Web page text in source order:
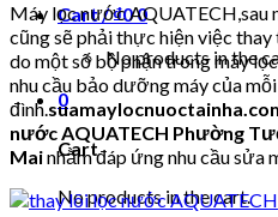
Cart /₫00
No products in the
0
Cart
No products in the cart.
Máy lọc nước AQUATECH,sau
cũng sẽ phải thực hiện việc
do một số bộ phận trong máy
nhu cầu bảo dưỡng máy của
đình.
nước AQUATECH Phường
Mainhằm đáp ứng nhu cầu sửa